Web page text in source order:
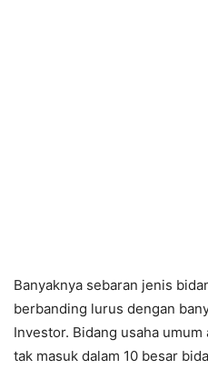
Banyaknya sebaran jenis
berbanding lurus dengan
Investor. Bidang usaha
tak masuk dalam 10 besar